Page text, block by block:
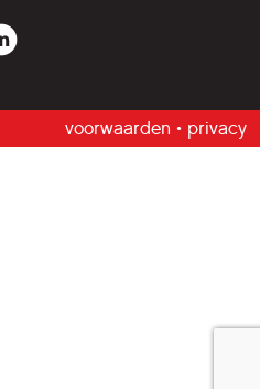
voorwaarden • privacy